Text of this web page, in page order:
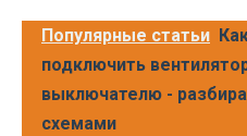
Популярные статьи
подключить
выключателю -
схемами